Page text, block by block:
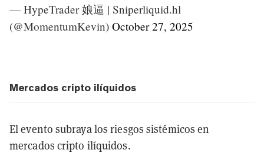
— HypeTrader 娘逼 | Sniperliquid.hl
(@MomentumKevin) October 27, 2025
Mercados cripto ilíquidos
El evento subraya los riesgos sistémicos en
mercados cripto ilíquidos.